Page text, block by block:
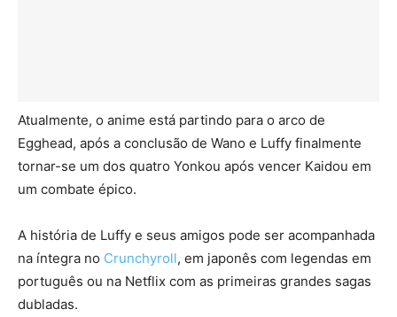
Atualmente, o anime está partindo para o arco de
Egghead, após a conclusão de Wano e Luffy finalmente
tornar-se um dos quatro Yonkou após vencer Kaidou em
um combate épico.
A história de Luffy e seus amigos pode ser acompanhada
na íntegra no Crunchyroll, em japonês com legendas em
português ou na Netflix com as primeiras grandes sagas
dubladas.